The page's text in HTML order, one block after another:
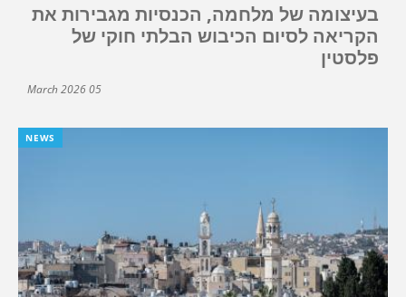
בעיצומה של מלחמה, הכנסיות מגבירות את
הקריאה לסיום הכיבוש הבלתי חוקי של
פלסטין
05 March 2026
NEWS